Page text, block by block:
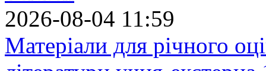
2026-08-04 11:59
Матеріали для річного